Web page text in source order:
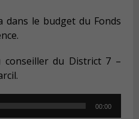
dans le budget du Fonds
conseiller du District 7 –
00:00